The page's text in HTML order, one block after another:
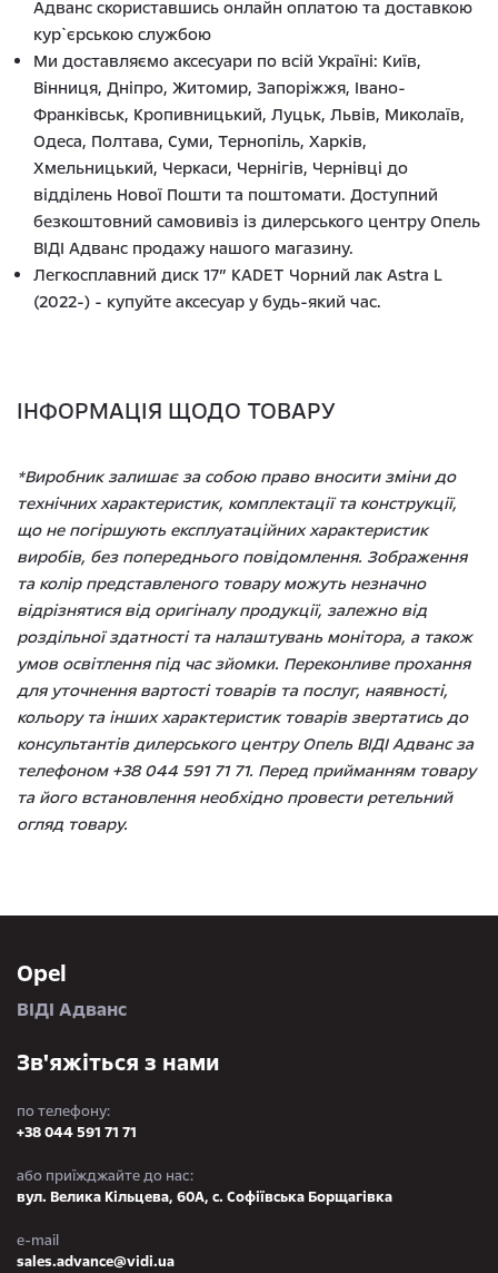
Адванс скориставшись онлайн оплатою та доставкою
кур`єрською службою
Ми доставляємо аксесуари по всій Україні: Київ,
Вінниця, Дніпро, Житомир, Запоріжжя, Івано-
Франківськ, Кропивницький, Луцьк, Львів, Миколаїв,
Одеса, Полтава, Суми, Тернопіль, Харків,
Хмельницький, Черкаси, Чернігів, Чернівці до
відділень Нової Пошти та поштомати. Доступний
безкоштовний самовивіз із дилерського центру Опель
ВІДІ Адванс продажу нашого магазину.
Легкосплавний диск 17” KADET Чорний лак Astra L
(2022-) - купуйте аксесуар у будь-який час.
ІНФОРМАЦІЯ ЩОДО ТОВАРУ
*Виробник залишає за собою право вносити зміни до
технічних характеристик, комплектації та конструкції,
що не погіршують експлуатаційних характеристик
виробів, без попереднього повідомлення. Зображення
та колір представленого товару можуть незначно
відрізнятися від оригіналу продукції, залежно від
роздільної здатності та налаштувань монітора, а також
умов освітлення під час зйомки. Переконливе прохання
для уточнення вартості товарів та послуг, наявності,
кольору та інших характеристик товарів звертатись до
консультантів дилерського центру Опель ВІДІ Адванс за
телефоном +38 044 591 71 71. Перед прийманням товару
та його встановлення необхідно провести ретельний
огляд товару.
Opel
ВІДІ Адванс
Зв'яжіться з нами
по телефону:
+38 044 591 71 71
або приїжджайте до нас:
вул. Велика Кільцева, 60А, с. Софіївська Борщагівка
e-mail
sales.advance@vidi.ua